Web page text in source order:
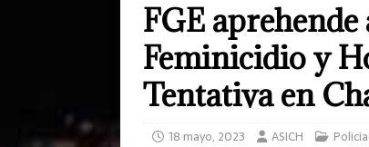
FGE
Feminicidio y
Tentativa en
18 mayo, 2023 ASICH